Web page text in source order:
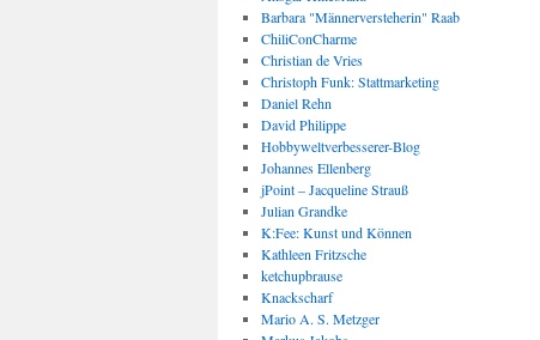
Barbara "Männerversteherin" Raab
ChiliConCharme
Christian de Vries
Christoph Funk: Stattmarketing
Daniel Rehn
David Philippe
Hobbyweltverbesserer-Blog
Johannes Ellenberg
jPoint – Jacqueline Strauß
Julian Grandke
K:Fee: Kunst und Können
Kathleen Fritzsche
ketchupbrause
Knackscharf
Mario A. S. Metzger